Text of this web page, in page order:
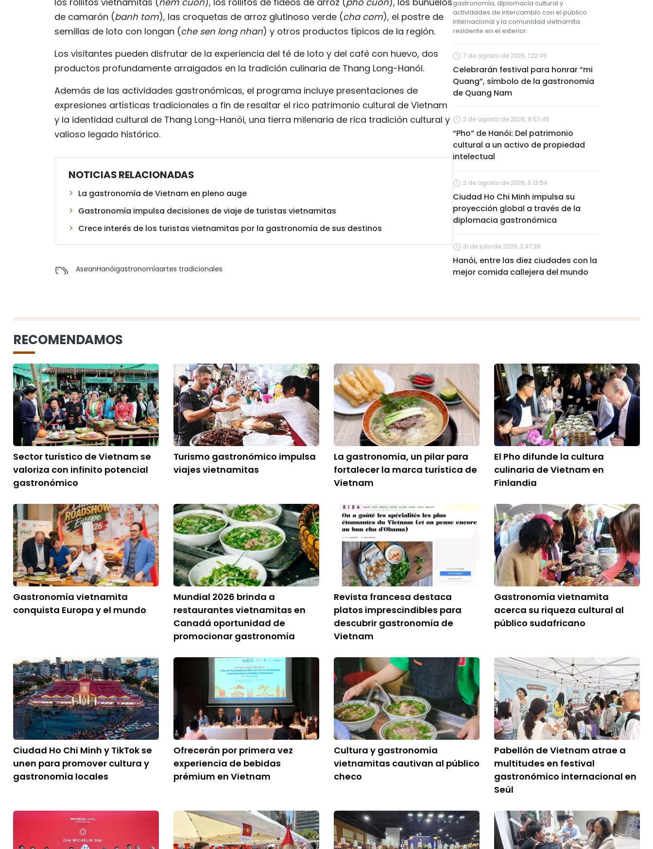
de camarón (banh tom), las croquetas de arroz glutinoso verde (cha com), el postre de
semillas de loto con longan (che sen long nhan) y otros productos típicos de la región.
Los visitantes pueden disfrutar de la experiencia del té de loto y del café con huevo, dos
productos profundamente arraigados en la tradición culinaria de Thang Long-Hanói.
Además de las actividades gastronómicas, el programa incluye presentaciones de
expresiones artísticas tradicionales a fin de resaltar el rico patrimonio cultural de Vietnam
y la identidad cultural de Thang Long-Hanói, una tierra milenaria de rica tradición cultural y
valioso legado histórico.
NOTICIAS RELACIONADAS
La gastronomía de Vietnam en pleno auge
Gastronomía impulsa decisiones de viaje de turistas vietnamitas
Crece interés de los turistas vietnamitas por la gastronomía de sus destinos
AseanHanóigastronomíaartes tradicionales
gastronomía, diplomacia cultural y
actividades de intercambio con el público
internacional y la comunidad vietnamita
residente en el exterior.
7 de agosto de 2026, 1:22:45
Celebrarán festival para honrar “mi
Quang”, símbolo de la gastronomía
de Quang Nam
2 de agosto de 2026, 9:57:45
“Pho” de Hanói: Del patrimonio
cultural a un activo de propiedad
intelectual
2 de agosto de 2026, 5:13:54
Ciudad Ho Chi Minh impulsa su
proyección global a través de la
diplomacia gastronómica
31 de julio de 2026, 3:47:38
Hanói, entre las diez ciudades con la
mejor comida callejera del mundo
RECOMENDAMOS
Sector turístico de Vietnam se
valoriza con infinito potencial
gastronómico
Turismo gastronómico impulsa
viajes vietnamitas
La gastronomía, un pilar para
fortalecer la marca turística de
Vietnam
El Pho difunde la cultura
culinaria de Vietnam en
Finlandia
Gastronomía vietnamita
conquista Europa y el mundo
Mundial 2026 brinda a
restaurantes vietnamitas en
Canadá oportunidad de
promocionar gastronomía
Revista francesa destaca
platos imprescindibles para
descubrir gastronomía de
Vietnam
Gastronomía vietnamita
acerca su riqueza cultural al
público sudafricano
Ciudad Ho Chi Minh y TikTok se
unen para promover cultura y
gastronomía locales
Ofrecerán por primera vez
experiencia de bebidas
prémium en Vietnam
Cultura y gastronomía
vietnamitas cautivan al público
checo
Pabellón de Vietnam atrae a
multitudes en festival
gastronómico internacional en
Seúl